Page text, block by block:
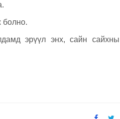
болно.
эрүүл энх, сайн сайхны